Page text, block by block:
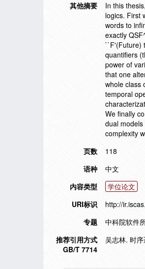
其他摘要
In this
logics. First
words to
exactly
``F'(Future)
quantifiers
power of
that one
whole class
temporal
We finally
dual
complexity
页数
118
语种
中文
内容类型
学位论文
URI标识
http://
专题
中科院软件
推荐引用方式
GB/T 7714
吴志林. 时